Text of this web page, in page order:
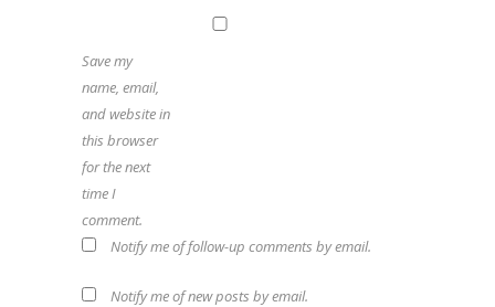
Save my
name, email,
and website in
this browser
for the next
time I
comment.
Notify me of follow-up comments by email.
Notify me of new posts by email.